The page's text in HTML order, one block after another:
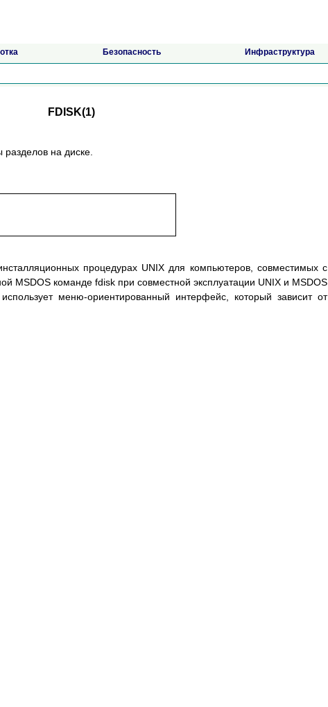
Безопасность Инфраструктура
FDISK(1)
на диске.
процедурах UNIX для компьютеров, совместимых с
MSDOS команде fdisk при совместной эксплуатации UNIX и MSDOS
меню-ориентированный интерфейс, который зависит от